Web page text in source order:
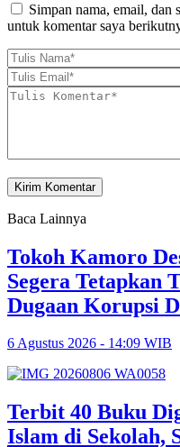
Simpan nama, email, dan
untuk komentar saya
Baca Lainnya
Tokoh Kamoro
Segera Tetapkan
Dugaan Korupsi
6 Agustus 2026 - 14:09 WIB
Terbit 40 Buku
Islam di Sekolah,